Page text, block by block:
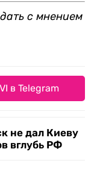
с мнением
в Telegram
не дал Киеву
вглубь РФ